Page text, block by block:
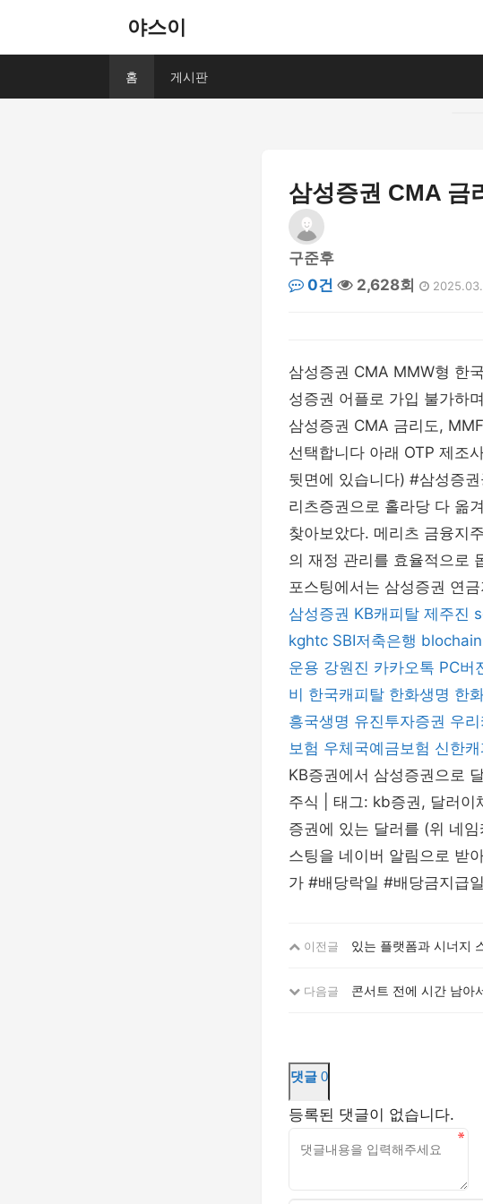
야스이
홈 게시판
삼성증권 CMA 금
구준후
0건
2,628회
삼성증권 CMA MMW형 한
성증권 어플로 가입 불가하
삼성증권 CMA 금리도,
선택합니다 아래 OTP 제조
뒷면에 있습니다) #삼성증
리츠증권으로 홀라당 다 옮
찾아보았다. 메리츠 금융지
의 재정 관리를 효율적으로
포스팅에서는 삼성증권 연
삼성증권 KB캐피탈 제주진
kghtc SBI저축은행 blochain
운용 강원진 카카오톡 PC버
비 한국캐피탈 한화생명 한
흥국생명 유진투자증권 우
보험 우체국예금보험 신한
KB증권에서 삼성증권으로
주식 | 태그: kb증권, 달러이
증권에 있는 달러를 (위 네
스팅을 네이버 알림으로 받
가 #배당락일 #배당금지급일
이전글 있는 플랫폼과 시너지
다음글 콘서트 전에 시간 남아
댓글 0
등록된 댓글이 없습니다.